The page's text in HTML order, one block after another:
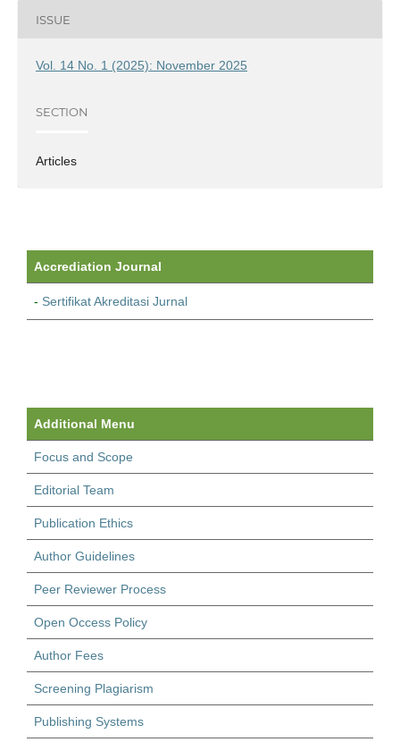
ISSUE
Vol. 14 No. 1 (2025): November 2025
SECTION
Articles
Accrediation Journal
- Sertifikat Akreditasi Jurnal
Additional Menu
Focus and Scope
Editorial Team
Publication Ethics
Author Guidelines
Peer Reviewer Process
Open Occess Policy
Author Fees
Screening Plagiarism
Publishing Systems